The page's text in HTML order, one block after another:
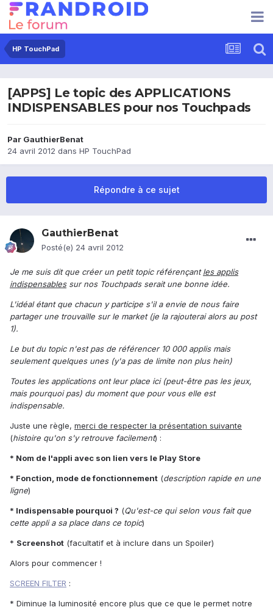
HP TouchPad
[APPS] Le topic des APPLICATIONS
INDISPENSABLES pour nos Touchpads
Par GauthierBenat
24 avril 2012 dans HP TouchPad
Répondre à ce sujet
GauthierBenat
Posté(e) 24 avril 2012
Je me suis dit que créer un petit topic référençantles applis
indispensablessur nos Touchpads serait une bonne idée.
L'idéal étant que chacun y participe s'il a envie de nous faire
partager une trouvaille sur le market (je la rajouterai alors au post
1).
Le but du topic n'est pas de référencer 10 000 applis mais
seulement quelques unes (y'a pas de limite non plus hein)
Toutes les applications ont leur place ici (peut-être pas les jeux,
mais pourquoi pas) du moment que pour vous elle est
indispensable.
Juste une règle, merci de respecter la présentation suivante
(histoire qu'on s'y retrouve facilement) :
* Nom de l'appli avec son lien vers le Play Store
* Fonction, mode de fonctionnement (description rapide en une
ligne)
* Indispensable pourquoi ? (Qu'est-ce qui selon vous fait que
cette appli a sa place dans ce topic)
* Screenshot (facultatif et à inclure dans un Spoiler)
Alors pour commencer !
SCREEN FILTER :
* Diminue la luminosité encore plus que ce que le permet notre